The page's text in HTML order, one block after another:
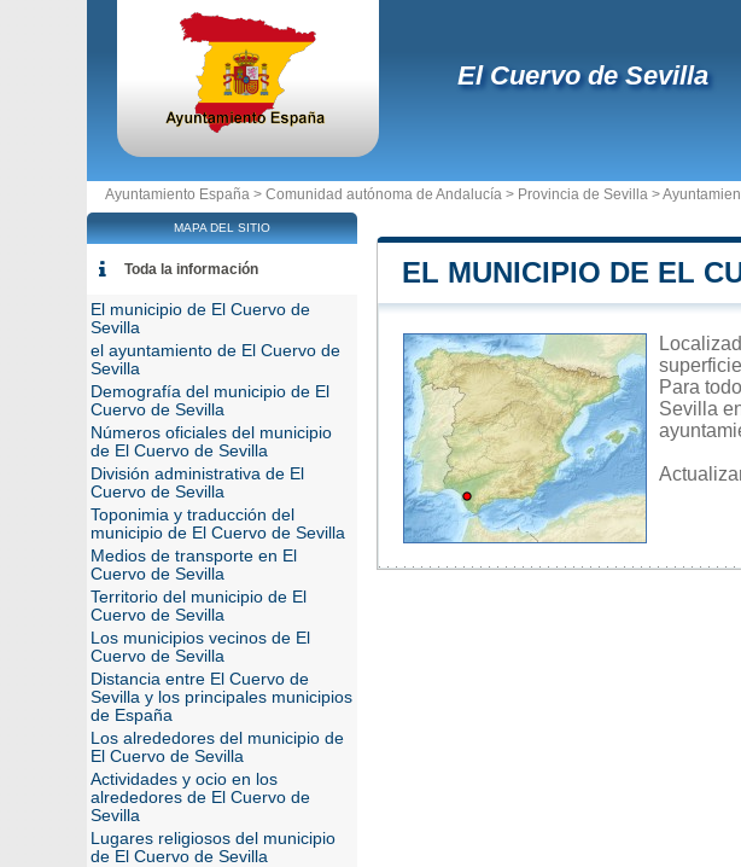
El Cuervo de Sevilla
Ayuntamiento España > Comunidad autónoma de Andalucía > Provincia de Sevilla >
EL MUNICIPIO DE EL
Para
Sevilla
MAPA DEL SITIO
Toda la información
El municipio de El Cuervo de
Sevilla
el ayuntamiento de El Cuervo de
Sevilla
Demografía del municipio de El
Cuervo de Sevilla
Números oficiales del municipio
de El Cuervo de Sevilla
División administrativa de El
Cuervo de Sevilla
Toponimia y traducción del
municipio de El Cuervo de Sevilla
Medios de transporte en El
Cuervo de Sevilla
Territorio del municipio de El
Cuervo de Sevilla
Los municipios vecinos de El
Cuervo de Sevilla
Distancia entre El Cuervo de
Sevilla y los principales municipios
de España
Los alrededores del municipio de
El Cuervo de Sevilla
Actividades y ocio en los
alrededores de El Cuervo de
Sevilla
Lugares religiosos del municipio
de El Cuervo de Sevilla